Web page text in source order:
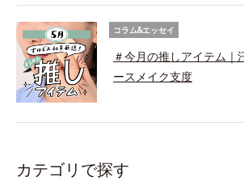
コラム&エッセイ
＃今月の推しアイテム｜
ースメイク支度
カテゴリで探す